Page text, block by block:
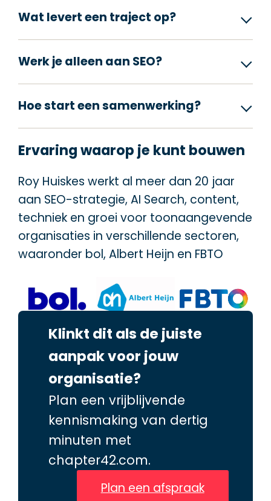
Wat levert een traject op?
Werk je alleen aan SEO?
Hoe start een samenwerking?
Ervaring waarop je kunt bouwen
Roy Huiskes werkt al meer dan 20 jaar
aan SEO-strategie, AI Search, content,
techniek en groei voor toonaangevende
organisaties in verschillende sectoren,
waaronder bol, Albert Heijn en FBTO
Klinkt dit als de juiste
aanpak voor jouw
organisatie?
Plan een vrijblijvende
kennismaking van dertig
minuten met
chapter42.com.
Plan een afspraak